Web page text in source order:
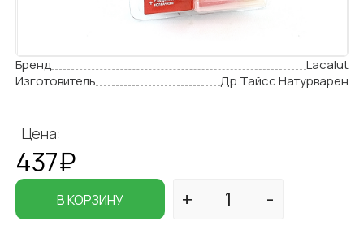
Бренд
Lacalut
Изготовитель
Др.Тайсс Натурварен
Цена:
437₽
В КОРЗИНУ